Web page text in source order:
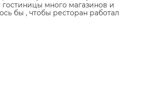
много магазинов и
бы , чтобы ресторан работал